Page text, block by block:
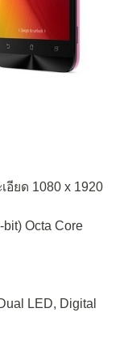
อียด 1080 x 1920
Octa Core
LED, Digital